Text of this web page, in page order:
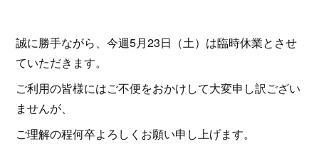
誠に勝手ながら、今週5月23日（土）は臨時休業とさせ
ていただきます。
ご利用の皆様にはご不便をおかけして大変申し訳ござい
ませんが、
ご理解の程何卒よろしくお願い申し上げます。